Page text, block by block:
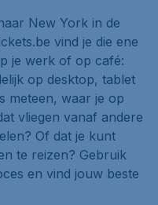
New York in de
vind je die ene
je werk of op café:
op desktop, tablet
meteen, waar je op
vliegen vanaf andere
Of dat je kunt
te reizen? Gebruik
en vind jouw beste